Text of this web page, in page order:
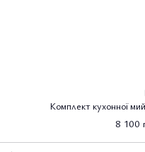
Комплект кухонної
8 100